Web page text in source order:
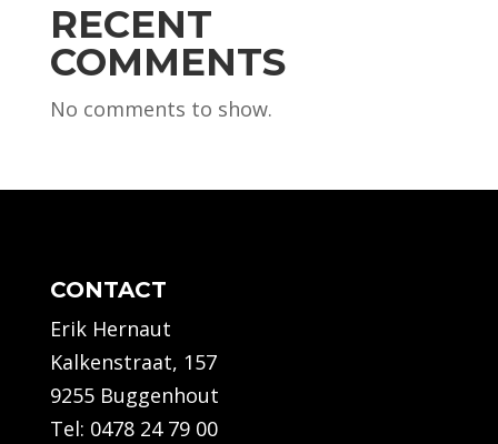
RECENT
COMMENTS
No comments to show.
CONTACT
Erik Hernaut
Kalkenstraat, 157
9255 Buggenhout
Tel: 0478 24 79 00